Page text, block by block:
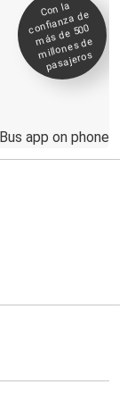
Con la
confianza de
más de 500
millones de
pasajeros